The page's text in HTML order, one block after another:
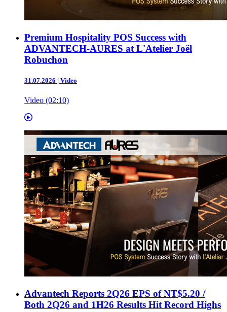
Premium Hospitality POS Success with
ADVANTECH-AURES at L'Atelier Joël
Robuchon
31.07.2026 | Video
Video (02:10)
Advantech Reports 2Q26 EPS of NT$5.20 /
Both 2Q26 and 1H26 Results Hit Record Highs